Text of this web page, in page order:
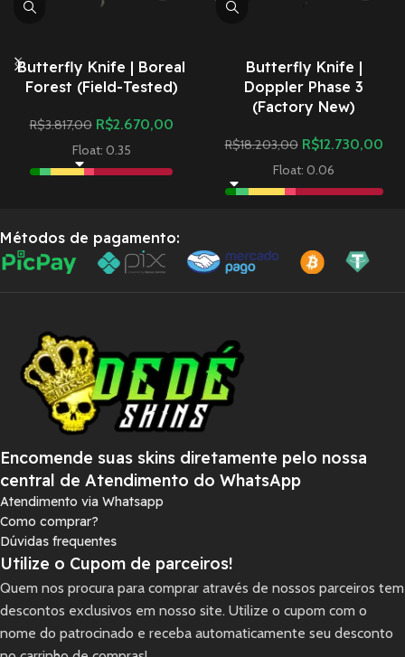
Butterfly Knife | Boreal
Forest (Field-Tested)
R$3.817,00 R$2.670,00
Float: 0.35
Butterfly Knife |
Doppler Phase 3
(Factory New)
R$18.203,00 R$12.730,00
Float: 0.06
Métodos de pagamento:
Encomende suas skins diretamente pelo nossa
central de Atendimento do WhatsApp
Atendimento via Whatsapp
Como comprar?
Dúvidas frequentes
Utilize o Cupom de parceiros!
Quem nos procura para comprar através de nossos parceiros tem
descontos exclusivos em nosso site. Utilize o cupom com o
nome do patrocinado e receba automaticamente seu desconto